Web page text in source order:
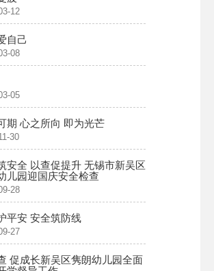
12
自己
08
05
期 心之所向 即为光芒
30
安全 以查促提升 无锡市新吴区
儿园迎国庆安全检查
28
平安 安全筑防线
27
促成长新吴区隽朗幼儿园全面